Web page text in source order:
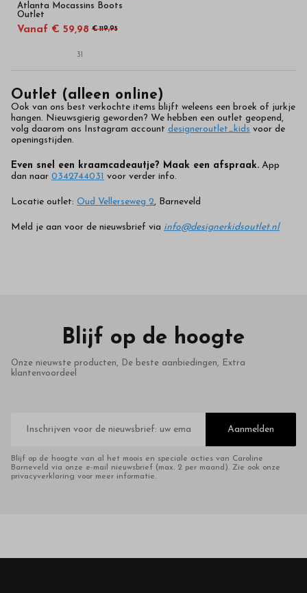
Atlanta Mocassins Boots
Outlet
Vanaf € 59,98 € 119,95
31
Outlet (alleen online)
Ook van ons best verkochte items blijft weleens een broek of jurkje
hangen. Nieuwsgierig geworden? We hebben een outlet geopend,
volg daarom ons Instagram account designeroutlet_kids voor de
openingstijden.
Even snel een kraamcadeautje? Maak een afspraak. App
dan naar 0342744031 voor verder info.
Locatie outlet: Oud Vellerseweg 2, Barneveld
Meld je aan voor de nieuwsbrief via info@designerkidsoutlet.nl
Blijf op de hoogte
Onze nieuwste producten, De beste aanbiedingen, Extra
klantenvoordeel
mailadres
Aanmelden
Blijf op de hoogte van al het moois en speciale acties van Caroline
Barneveld via onze e-mail nieuwsbrief (max. 2 per maand). Zie ook onze
privacyverklaring voor meer informatie.